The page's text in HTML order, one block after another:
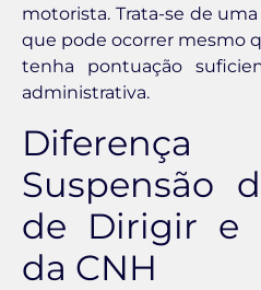
motorista. Trata-se de
que pode ocorrer mesmo
tenha pontuação
administrativa.
Suspensão
de Dirigir e
da CNH